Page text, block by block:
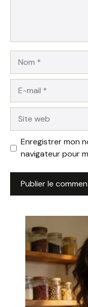
mail
web
Enregistrer mon
navigateur pour